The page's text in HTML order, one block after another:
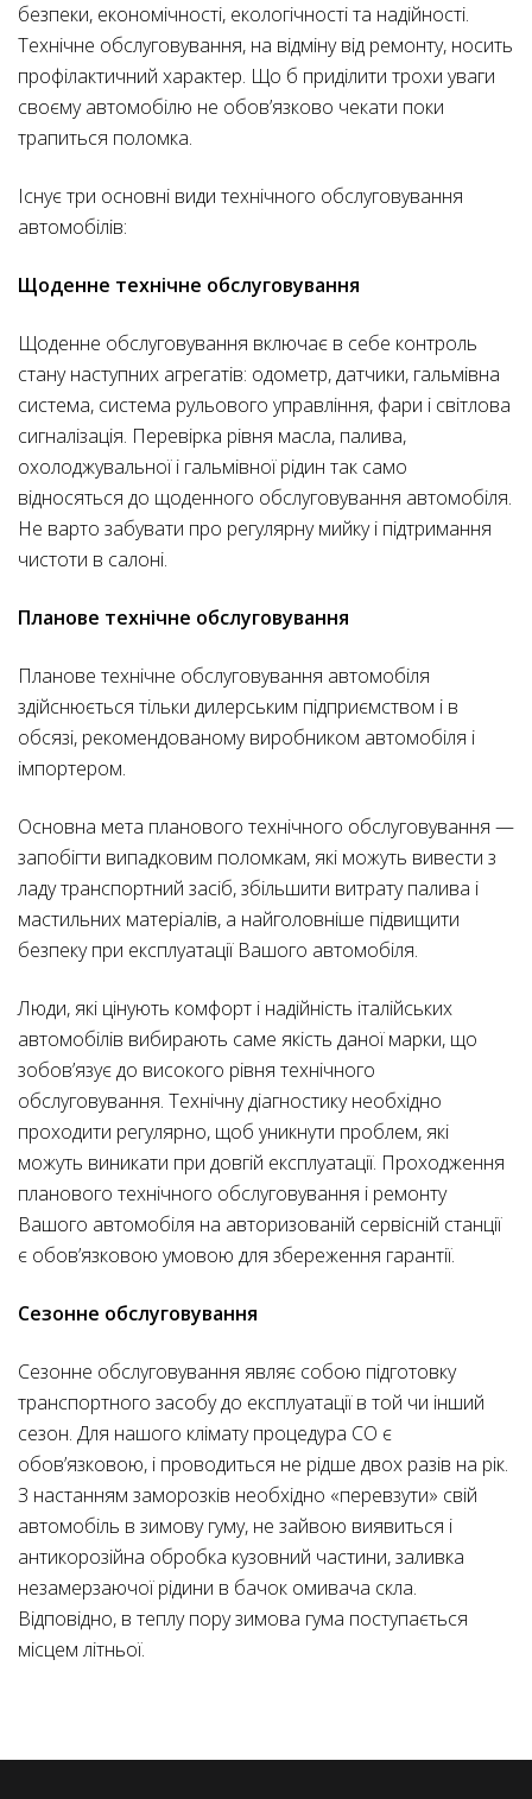
безпеки, економічності, екологічності та надійності.
Технічне обслуговування, на відміну від ремонту, носить
профілактичний характер. Що б приділити трохи уваги
своєму автомобілю не обов’язково чекати поки
трапиться поломка.
Існує три основні види технічного обслуговування
автомобілів:
Щоденне технічне обслуговування
Щоденне обслуговування включає в себе контроль
стану наступних агрегатів: одометр, датчики, гальмівна
система, система рульового управління, фари і світлова
сигналізація. Перевірка рівня масла, палива,
охолоджувальної і гальмівної рідин так само
відносяться до щоденного обслуговування автомобіля.
Не варто забувати про регулярну мийку і підтримання
чистоти в салоні.
Планове технічне обслуговування
Планове технічне обслуговування автомобіля
здійснюється тільки дилерським підприємством і в
обсязі, рекомендованому виробником автомобіля і
імпортером.
Основна мета планового технічного обслуговування —
запобігти випадковим поломкам, які можуть вивести з
ладу транспортний засіб, збільшити витрату палива і
мастильних матеріалів, а найголовніше підвищити
безпеку при експлуатації Вашого автомобіля.
Люди, які цінують комфорт і надійність італійських
автомобілів вибирають саме якість даної марки, що
зобов’язує до високого рівня технічного
обслуговування. Технічну діагностику необхідно
проходити регулярно, щоб уникнути проблем, які
можуть виникати при довгій експлуатації. Проходження
планового технічного обслуговування і ремонту
Вашого автомобіля на авторизованій сервісній станції
є обов’язковою умовою для збереження гарантії.
Сезонне обслуговування
Сезонне обслуговування являє собою підготовку
транспортного засобу до експлуатації в той чи інший
сезон. Для нашого клімату процедура СО є
обов’язковою, і проводиться не рідше двох разів на рік.
З настанням заморозків необхідно «перевзути» свій
автомобіль в зимову гуму, не зайвою виявиться і
антикорозійна обробка кузовний частини, заливка
незамерзаючої рідини в бачок омивача скла.
Відповідно, в теплу пору зимова гума поступається
місцем літньої.